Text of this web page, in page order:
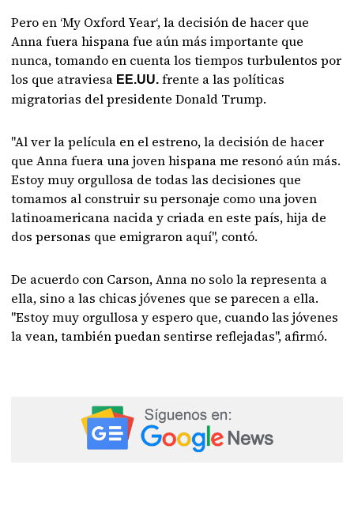
Pero en ‘My Oxford Year‘, la decisión de hacer que
Anna fuera hispana fue aún más importante que
nunca, tomando en cuenta los tiempos turbulentos por
los que atraviesa EE.UU.frente a las políticas
migratorias del presidente Donald Trump.
"Al ver la película en el estreno, la decisión de hacer
que Anna fuera una joven hispana me resonó aún más.
Estoy muy orgullosa de todas las decisiones que
tomamos al construir su personaje como una joven
latinoamericana nacida y criada en este país, hija de
dos personas que emigraron aquí", contó.
De acuerdo con Carson, Anna no solo la representa a
ella, sino a las chicas jóvenes que se parecen a ella.
"Estoy muy orgullosa y espero que, cuando las jóvenes
la vean, también puedan sentirse reflejadas", afirmó.